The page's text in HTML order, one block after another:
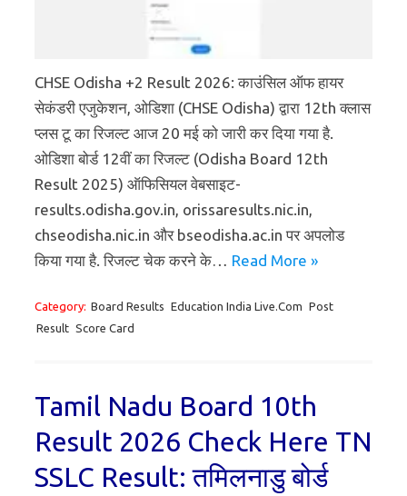
CHSE Odisha +2 Result 2026: काउंसिल ऑफ हायर
सेकंडरी एजुकेशन, ओडिशा (CHSE Odisha) द्वारा 12th क्लास
प्लस टू का रिजल्ट आज 20 मई को जारी कर दिया गया है.
ओडिशा बोर्ड 12वीं का रिजल्ट (Odisha Board 12th
Result 2025) ऑफिसियल वेबसाइट-
results.odisha.gov.in, orissaresults.nic.in,
chseodisha.nic.in और bseodisha.ac.in पर अपलोड
किया गया है. रिजल्ट चेक करने के… Read More »
Category: Board Results Education India Live.Com Post
Result Score Card
Tamil Nadu Board 10th
Result 2026 Check Here TN
SSLC Result: तमिलनाडु बोर्ड